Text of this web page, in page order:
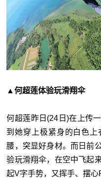
▲何超莲体验玩滑翔伞
何超莲昨日(24日)在上传
到她穿上极紧身的白色
腰，突显好身材。而日前
验玩滑翔伞，在空中飞起
起V字手势，又挥手、摆心